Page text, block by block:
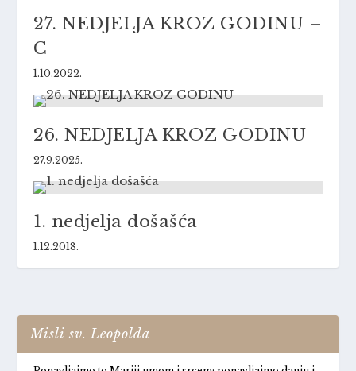
27. NEDJELJA KROZ GODINU –
C
1.10.2022.
26. NEDJELJA KROZ GODINU
27.9.2025.
1. nedjelja došašća
1.12.2018.
Misli sv. Leopolda